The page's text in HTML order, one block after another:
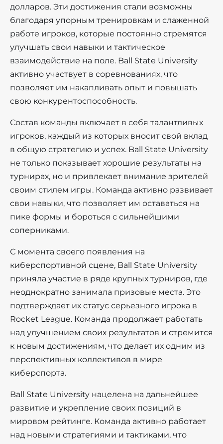
долларов. Эти достижения стали возможны
благодаря упорным тренировкам и слаженной
работе игроков, которые постоянно стремятся
улучшать свои навыки и тактическое
взаимодействие на поле. Ball State University
активно участвует в соревнованиях, что
позволяет им накапливать опыт и повышать
свою конкурентоспособность.
Состав команды включает в себя талантливых
игроков, каждый из которых вносит свой вклад
в общую стратегию и успех. Ball State University
не только показывает хорошие результаты на
турнирах, но и привлекает внимание зрителей
своим стилем игры. Команда активно развивает
свои навыки, что позволяет им оставаться на
пике формы и бороться с сильнейшими
соперниками.
С момента своего появления на
киберспортивной сцене, Ball State University
приняла участие в ряде крупных турниров, где
неоднократно занимала призовые места. Это
подтверждает их статус серьезного игрока в
Rocket League. Команда продолжает работать
над улучшением своих результатов и стремится
к новым достижениям, что делает их одним из
перспективных коллективов в мире
киберспорта.
Ball State University нацелена на дальнейшее
развитие и укрепление своих позиций в
мировом рейтинге. Команда активно работает
над новыми стратегиями и тактиками, что